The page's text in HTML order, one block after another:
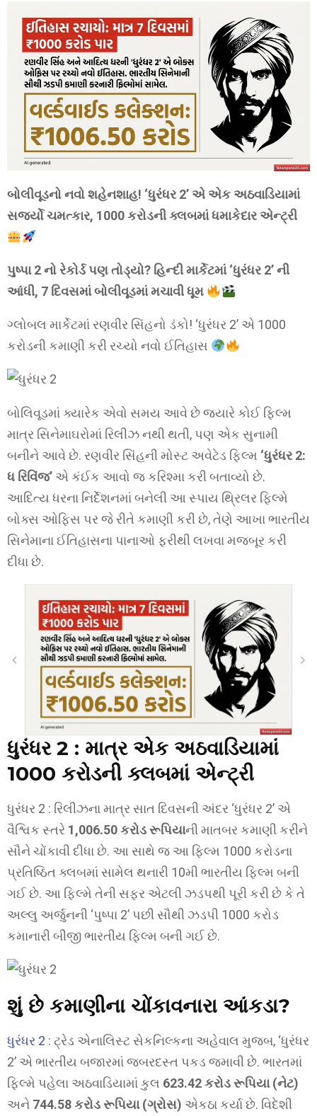
બોલીવૂડનો નવો શહેનશાહ! ‘ધુરંધર 2’ એ એક અઠવાડિયામાં
સર્જ્યો ચમત્કાર, 1000 કરોડની ક્લબમાં ધમાકેદાર એન્ટ્રી
પુષ્પા 2 નો રેકોર્ડ પણ તોડ્યો? હિન્દી માર્કેટમાં ‘ધુરંધર 2’ ની
આંધી, 7 દિવસમાં બોલીવૂડમાં મચાવી ધૂમ
ગ્લોબલ માર્કેટમાં રણવીર સિંહનો ડંકો! ‘ધુરંધર 2’ એ 1000
કરોડની કમાણી કરી રચ્યો નવો ઈતિહાસ
બોલિવૂડમાં ક્યારેક એવો સમય આવે છે જ્યારે કોઈ ફિલ્મ
માત્ર સિનેમાઘરોમાં રિલીઝ નથી થતી, પણ એક સુનામી
બનીને આવે છે. રણવીર સિંહની મોસ્ટ અવેટેડ ફિલ્મ ‘ધુરંધર 2:
ધ રિવિંજ’ એ કંઈક આવો જ કરિશ્મા કરી બતાવ્યો છે.
આદિત્ય ધરના નિર્દેશનમાં બનેલી આ સ્પાય થ્રિલર ફિલ્મે
બોક્સ ઓફિસ પર જે રીતે કમાણી કરી છે, તેણે આખા ભારતીય
સિનેમાના ઈતિહાસના પાનાઓ ફરીથી લખવા મજબૂર કરી
દીધા છે.
ધુરંધર 2 : માત્ર એક અઠવાડિયામાં
1000 કરોડની ક્લબમાં એન્ટ્રી
ધુરંધર 2 : રિલીઝના માત્ર સાત દિવસની અંદર ‘ધુરંધર 2’ એ
વૈશ્વિક સ્તરે 1,006.50 કરોડ રૂપિયાની માતબર કમાણી કરીને
સૌને ચોંકાવી દીધા છે. આ સાથે જ આ ફિલ્મ 1000 કરોડના
પ્રતિષ્ઠિત ક્લબમાં સામેલ થનારી 10મી ભારતીય ફિલ્મ બની
ગઈ છે. આ ફિલ્મે તેની સફર એટલી ઝડપથી પૂરી કરી છે કે તે
અલ્લુ અર્જુનની ‘પુષ્પા 2’ પછી સૌથી ઝડપી 1000 કરોડ
કમાનારી બીજી ભારતીય ફિલ્મ બની ગઈ છે.
શું છે કમાણીના ચોંકાવનારા આંકડા?
ધુરંધર 2 : ટ્રેડ એનાલિસ્ટ સેકનિલ્કના અહેવાલ મુજબ, ‘ધુરંધર
2’ એ ભારતીય બજારમાં જબરદસ્ત પકડ જમાવી છે. ભારતમાં
ફિલ્મે પહેલા અઠવાડિયામાં કુલ 623.42 કરોડ રૂપિયા (નેટ)
અને 744.58 કરોડ રૂપિયા (ગ્રોસ) એકઠા કર્યા છે. વિદેશી